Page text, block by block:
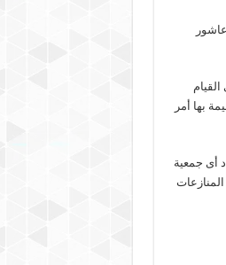
بها أمر
أى جمعية